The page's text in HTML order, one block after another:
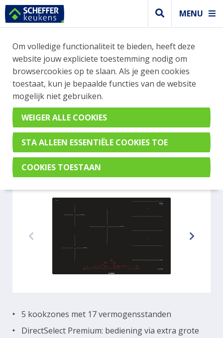
MENU
WEBSHOP BESTELLINGEN
Je kan tijdelijk geen bestelling plaatsen. Wil je je
vast oriënteren? Vergelijk eenvoudig apparaten
en merken met elkaar. Klik hier voor meer
informatie.
Kookplaat
BOSCH PXV821DV5E
5 kookzones met 17 vermogensstanden
DirectSelect Premium: bediening via extra grote
Om volledige functionaliteit te bieden, heeft deze
website jouw expliciete toestemming nodig om
browsercookies op te slaan. Als je geen cookies
toestaat, kun je bepaalde functies van de website
mogelijk niet gebruiken.